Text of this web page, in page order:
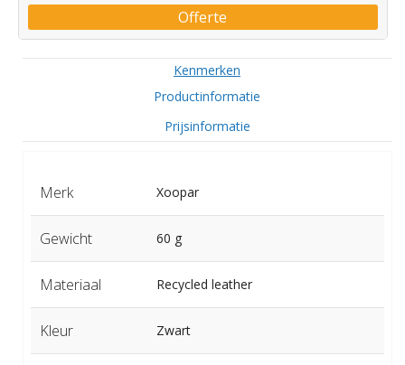
Offerte
Kenmerken
Productinformatie
Prijsinformatie
Merk Xoopar
Gewicht 60 g
Materiaal Recycled leather
Kleur Zwart